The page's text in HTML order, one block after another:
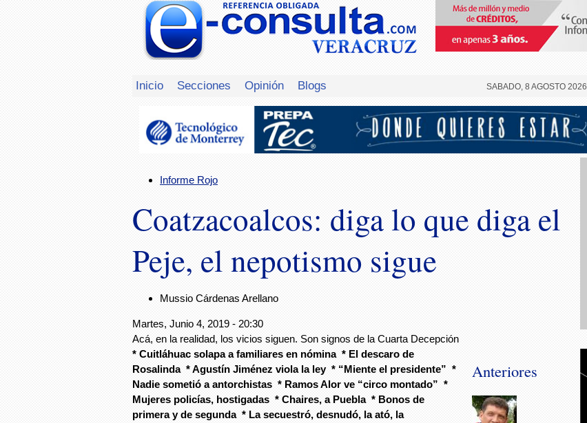
Inicio Secciones Opinión Blogs SABADO, 8 AGOSTO 2026
Informe Rojo
Coatzacoalcos: diga lo que diga el
Peje, el nepotismo sigue
Mussio Cárdenas Arellano
Martes, Junio 4, 2019 - 20:30
Acá, en la realidad, los vicios siguen. Son signos de la Cuarta Decepción
* Cuitláhuac solapa a familiares en nómina * El descaro de
Rosalinda * Agustín Jiménez viola la ley * “Miente el presidente” *
Nadie sometió a antorchistas * Ramos Alor ve “circo montado” *
Mujeres policías, hostigadas * Chaires, a Puebla * Bonos de
primera y de segunda * La secuestró, desnudó, la ató, la
Anteriores